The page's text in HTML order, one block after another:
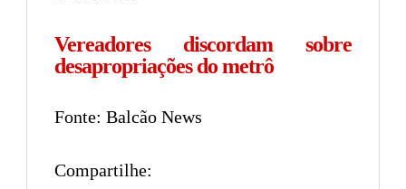
Vereadores discordam sobre
desapropriações do metrô
Fonte: Balcão News
Compartilhe: